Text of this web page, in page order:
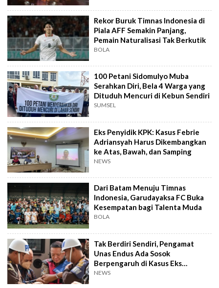
Rekor Buruk Timnas Indonesia di
Piala AFF Semakin Panjang,
Pemain Naturalisasi Tak Berkutik
BOLA
100 Petani Sidomulyo Muba
Serahkan Diri, Bela 4 Warga yang
Dituduh Mencuri di Kebun Sendiri
SUMSEL
Eks Penyidik KPK: Kasus Febrie
Adriansyah Harus Dikembangkan
ke Atas, Bawah, dan Samping
NEWS
Dari Batam Menuju Timnas
Indonesia, Garudayaksa FC Buka
Kesempatan bagi Talenta Muda
BOLA
Tak Berdiri Sendiri, Pengamat
Unas Endus Ada Sosok
Berpengaruh di Kasus Eks
Jampidsus
NEWS